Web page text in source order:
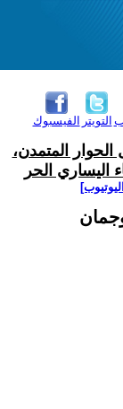
الفيسبوك التويتر
المتمدن،
اليساري الحر